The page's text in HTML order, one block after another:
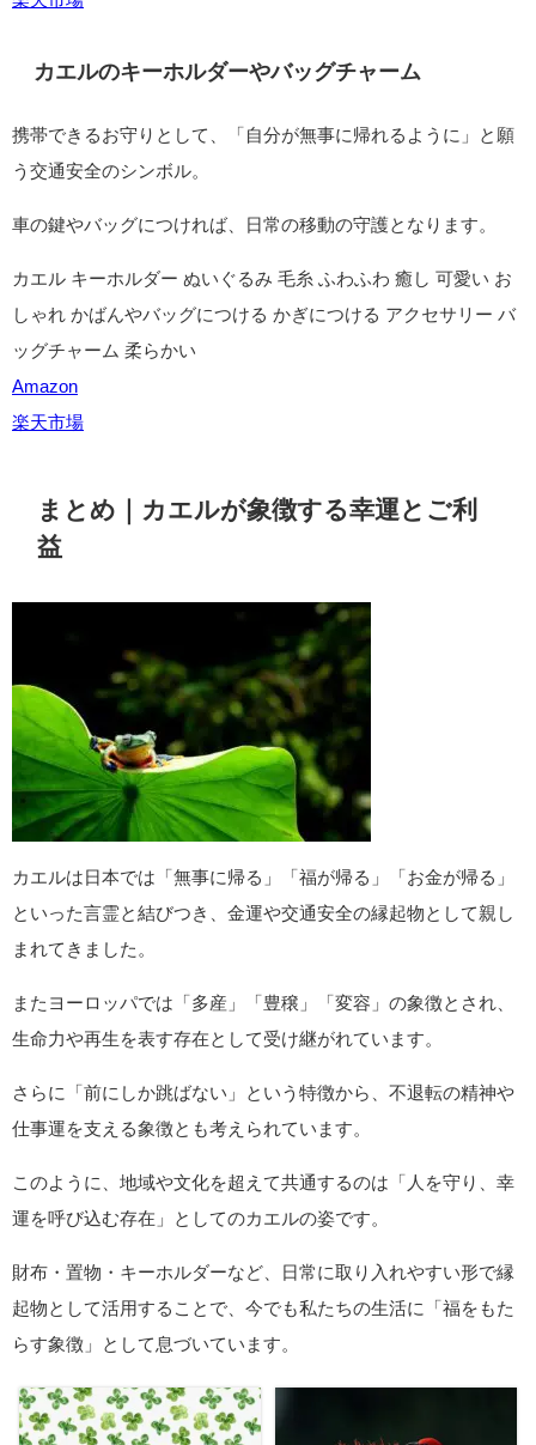
れています。
【当日発送 動画あり ギフトラッピング無料】カエル 置物 玄関
かえる 小物 雑貨 北欧 風水 開運 金運 置き物 オブジェ アンティ
ーク調 かわいい カエル好き オーナメント 蛙 キッチン リビン
グ インテリア ガーデニング雑貨 人気 小さめ トイレ プレゼン
ト 贈り物 父の日
Amazon
楽天市場
カエルのキーホルダーやバッグチャーム
携帯できるお守りとして、「自分が無事に帰れるように」と願
う交通安全のシンボル。
車の鍵やバッグにつければ、日常の移動の守護となります。
カエル キーホルダー ぬいぐるみ 毛糸 ふわふわ 癒し 可愛い お
ッグチャーム 柔らかい
Amazon
楽天市場
まとめ｜カエルが象徴する幸運とご利
益
カエルは日本では「無事に帰る」「福が帰る」「お金が帰る」